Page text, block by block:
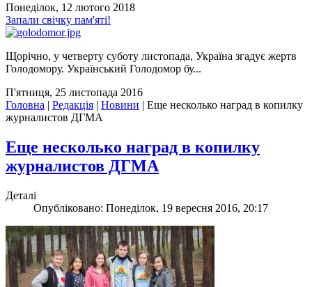
Понеділок, 12 лютого 2018
Запали свічку пам'яті!
Щорічно, у четверту суботу листопада, Україна згадує жертв
Голодомору. Український Голодомор бу...
П'ятниця, 25 листопада 2016
Головна | Редакція | Новини | Еще несколько наград в копилку
журналистов ДГМА
Еще несколько наград в копилку
журналистов ДГМА
Деталі
Опубліковано: Понеділок, 19 вересня 2016, 20:17